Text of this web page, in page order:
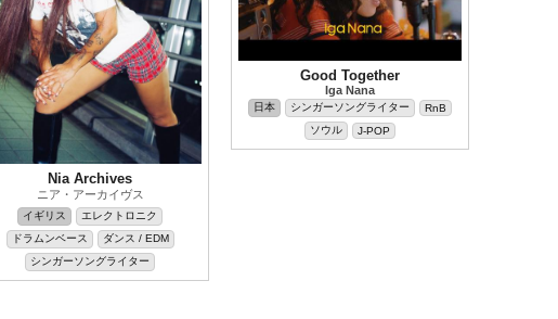
Nia Archives
ニア・アーカイヴス
イギリス
エレクトロニク
ドラムンベース
ダンス / EDM
シンガーソングライター
Good Together
Iga Nana
日本 シンガーソングライター
RnB
ソウル
J-POP